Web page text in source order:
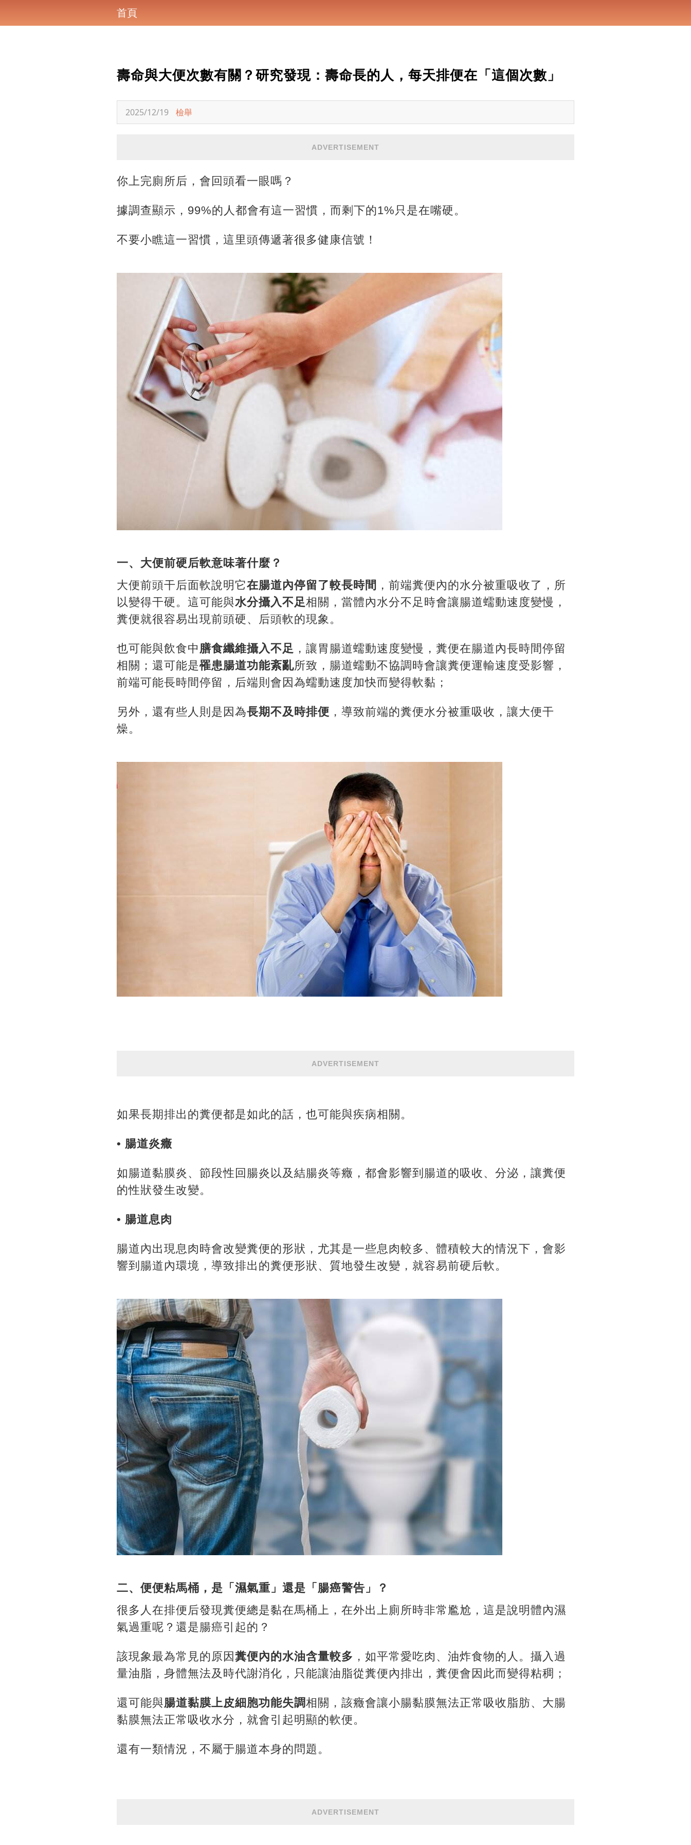
首頁
壽命與大便次數有關？研究發現：壽命長的人，每天排便在「這個次數」
2025/12/19 檢舉
ADVERTISEMENT
你上完廁所后，會回頭看一眼嗎？
據調查顯示，99%的人都會有這一習慣，而剩下的1%只是在嘴硬。
不要小瞧這一習慣，這里頭傳遞著很多健康信號！
一、大便前硬后軟意味著什麼？
大便前頭干后面軟說明它在腸道內停留了較長時間 ，前端糞便內的水分被重吸收了，所
以變得干硬。這可能與水分攝入不足相關，當體內水分不足時會讓腸道蠕動速度變慢，
糞便就很容易出現前頭硬、后頭軟的現象。
也可能與飲食中 膳食纖維攝入不足 ，讓胃腸道蠕動速度變慢，糞便在腸道內長時間停留
相關；還可能是罹患腸道功能紊亂所致，腸道蠕動不協調時會讓糞便運輸速度受影響，
前端可能長時間停留，后端則會因為蠕動速度加快而變得軟黏；
另外，還有些人則是因為長期不及時排便 ，導致前端的糞便水分被重吸收，讓大便干
燥。
ADVERTISEMENT
如果長期排出的糞便都是如此的話，也可能與疾病相關。
• 腸道炎癥
如腸道黏膜炎、節段性回腸炎以及結腸炎等癥，都會影響到腸道的吸收、分泌，讓糞便
的性狀發生改變。
• 腸道息肉
腸道內出現息肉時會改變糞便的形狀，尤其是一些息肉較多、體積較大的情況下，會影
響到腸道內環境，導致排出的糞便形狀、質地發生改變，就容易前硬后軟。
二、便便粘馬桶，是「濕氣重」還是「腸癌警告」？
很多人在排便后發現糞便總是黏在馬桶上，在外出上廁所時非常尷尬，這是說明體內濕
氣過重呢？還是腸癌引起的？
該現象最為常見的原因 糞便內的水油含量較多 ，如平常愛吃肉、油炸食物的人。攝入過
量油脂，身體無法及時代謝消化，只能讓油脂從糞便內排出，糞便會因此而變得粘稠；
還可能與腸道黏膜上皮細胞功能失調相關，該癥會讓小腸黏膜無法正常吸收脂肪、大腸
黏膜無法正常吸收水分，就會引起明顯的軟便。
還有一類情況，不屬于腸道本身的問題。
ADVERTISEMENT